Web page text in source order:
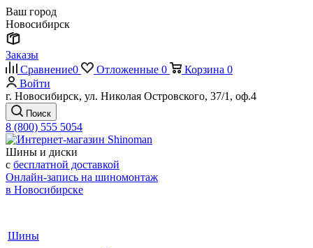
Ваш город
Новосибирск
Заказы
Сравнение0 Отложенные 0 Корзина 0
Войти
г. Новосибирск, ул. Николая Островского, 37/1, оф.4
Поиск
8 (800) 555 5054
Шины и диски
с бесплатной доставкой
Онлайн-запись на шиномонтаж
в Новосибирске
Шины